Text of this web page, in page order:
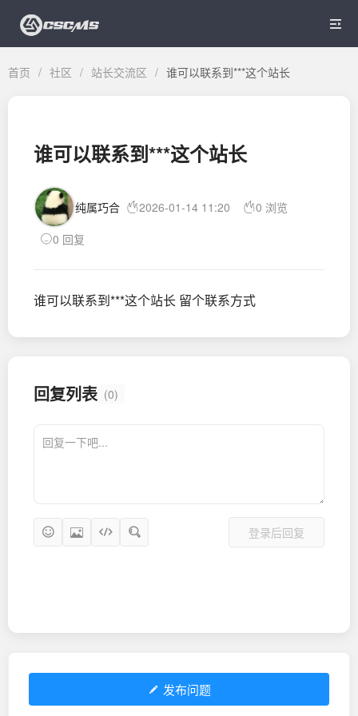

首页 / 社区 / 站长交流区 / 谁可以联系到***这个站长
谁可以联系到***这个站长
纯属巧合 2026-01-14 11:20
0 浏览
0 回复
谁可以联系到***这个站长 留个联系方式
回复列表 (0)
登录后回复
发布问题